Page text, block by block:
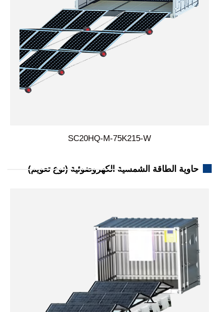
SC20HQ-M-75K215-W
حاوية الطاقة الشمسية الكهروضوئية (نوع تعويم)